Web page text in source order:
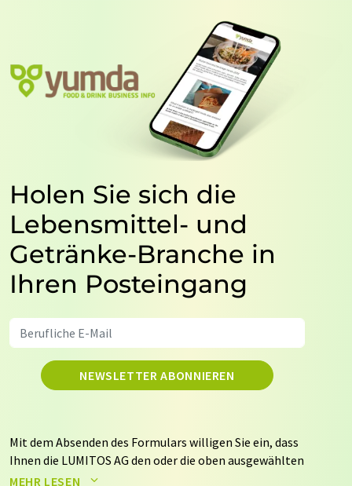
Holen Sie sich die
Lebensmittel- und
Getränke-Branche in
Ihren Posteingang
NEWSLETTER ABONNIEREN
Mit dem Absenden des Formulars willigen Sie ein, dass
Ihnen die LUMITOS AG den oder die oben ausgewählten
Newsletter per E-Mail zusendet. Ihre Daten werden
MEHR LESEN